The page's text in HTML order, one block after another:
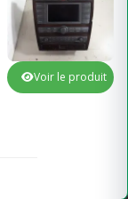
Voir le produit